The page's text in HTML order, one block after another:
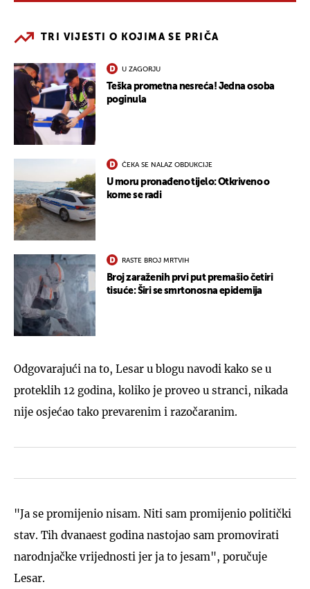
TRI VIJESTI O KOJIMA SE PRIČA
U ZAGORJU
Teška prometna nesreća! Jedna osoba
poginula
ČEKA SE NALAZ OBDUKCIJE
U moru pronađeno tijelo: Otkriveno o
kome se radi
RASTE BROJ MRTVIH
Broj zaraženih prvi put premašio četiri
tisuće: Širi se smrtonosna epidemija
Odgovarajući na to, Lesar u blogu navodi kako se u
proteklih 12 godina, koliko je proveo u stranci, nikada
nije osjećao tako prevarenim i razočaranim.
"Ja se promijenio nisam. Niti sam promijenio politički
stav. Tih dvanaest godina nastojao sam promovirati
narodnjačke vrijednosti jer ja to jesam", poručuje
Lesar.